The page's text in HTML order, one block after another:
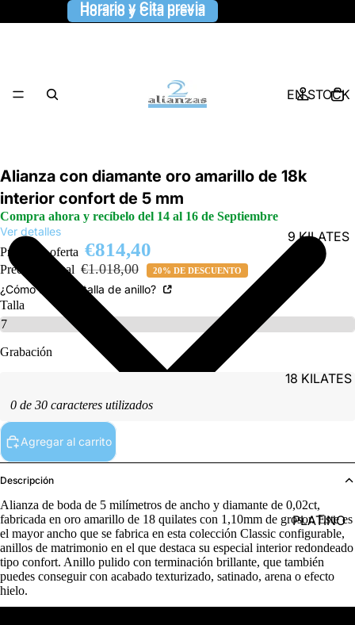
Horario y Cita previa
Horario y Cita previa
EN STOCK
9 KILATES
18 KILATES
PLATINO
Alianza con diamante oro amarillo de 18k
interior confort de 5 mm
Compra ahora y recíbelo del 14 al 16 de Septiembre
Ver detalles
Precio de oferta €814,40
Precio habitual €1.018,00 20% DE DESCUENTO
¿Cómo saber la talla de anillo?
Talla
Grabación
0 de 30 caracteres utilizados
Agregar al carrito
Descripción
Alianza de boda de 5 milímetros de ancho y diamante de 0,02ct,
fabricada en oro amarillo de 18 quilates con 1,10mm de grosor. Este es
el mayor ancho que se fabrica en esta colección Classic configurable,
anillos de matrimonio en el que destaca su especial interior redondeado
tipo confort. Anillo pulido con terminación brillante, que también
puedes conseguir con acabado texturizado, satinado, arena o efecto
hielo.